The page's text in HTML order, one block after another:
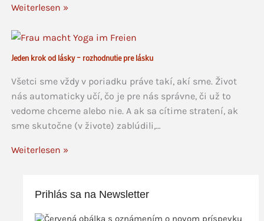
Weiterlesen »
Jeden krok od lásky – rozhodnutie pre lásku
Všetci sme vždy v poriadku práve takí, akí sme. Život
nás automaticky učí, čo je pre nás správne, či už to
vedome chceme alebo nie. A ak sa cítime stratení, ak
sme skutočne (v živote) zablúdili,…
Weiterlesen »
Prihlás sa na Newsletter